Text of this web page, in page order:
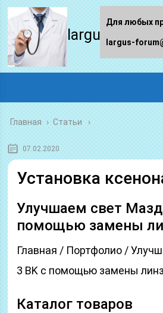
largus-
Главная › Статьи
07.02.2020
Установка
Улучшаем свет
помощью замены
Главная / Портфолио /
3 BK с помощью замены
Каталог товаров
Для любых
largus-